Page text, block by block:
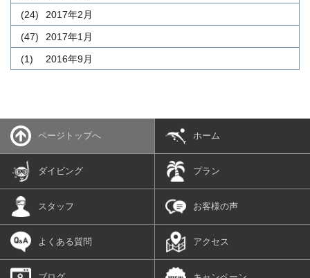
2017年2月
(24)
2017年1月
(47)
2016年9月
(1)
ページトップへ ホーム
ダイビング プラン
スタッフ お客様の声
よくある質問 アクセス